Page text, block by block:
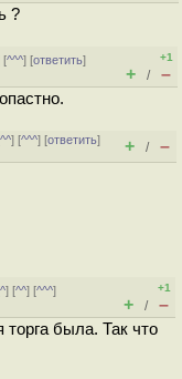
?
[^^^] [ответить]
+1
+ / –
^^] [^^^] [ответить]
+ / –
^] [^^] [^^^]
+1
+ / –
была. Так что